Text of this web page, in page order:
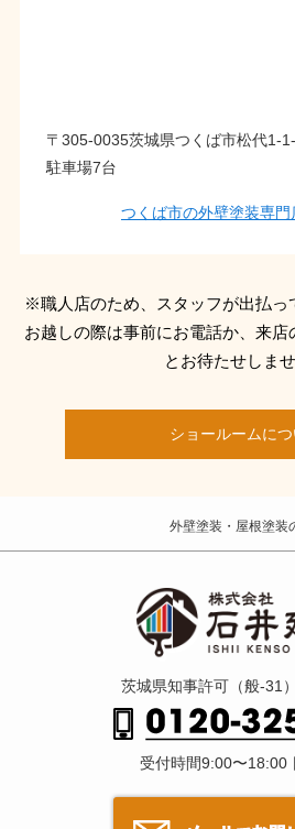
〒305-0035茨城県つくば市松代1-
駐車場7台
つくば市の外壁塗装専門
※職人店のため、スタッフが出払っ
お越しの際は事前にお電話か、来
とお待たせしませ
ショールームに
外壁塗装・屋根塗装
茨城県知事許可（般-31
受付時間9:00〜18:00